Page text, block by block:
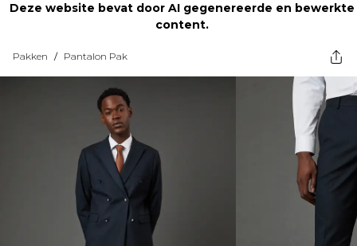
Deze website bevat door AI gegenereerde en bewerkte
content.
Pakken / Pantalon Pak